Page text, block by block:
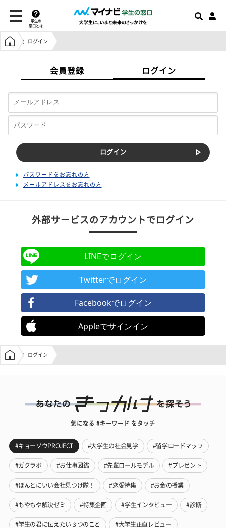
学生の
窓口とは
学生の窓口トップ
ログイン
会員登録 ログイン
パスワードをお忘れの方
メールアドレスをお忘れの方
外部サービスのアカウントでログイン
LINEでログイン
Twitterでログイン
Facebookでログイン
Appleでサインイン
学生の窓口トップ
ログイン
気になる #キーワード をタッチ
#キョーソウPROJECT #大学生の社会見学 #留学ロードマップ
#ガクラボ #お仕事図鑑 #先輩ロールモデル #プレゼント
#ほんとにいい会社見つけ隊！ #恋愛特集 #お金の授業
#もやもや解決ゼミ #特集企画 #学生インタビュー #診断
#学生の君に伝えたい３つのこと #大学生正直レビュー